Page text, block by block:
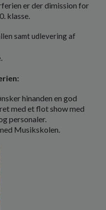
er der dimission for
klasse.
samt udlevering af
hinanden en god
med et flot show med
personaler.
Musikskolen.